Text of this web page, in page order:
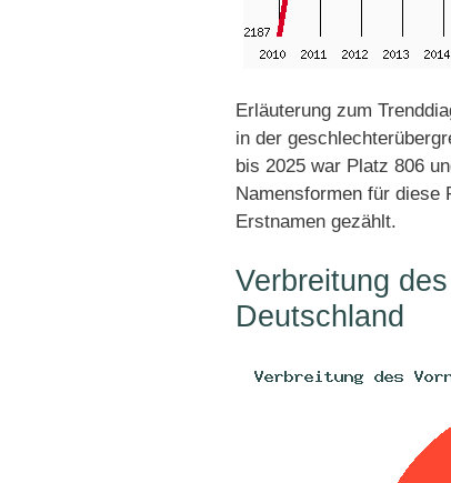
Erläuterung zum
in der
bis 2025 war Platz 806
Namensformen für diese
Erstnamen gezählt.
Verbreitung
Deutschland